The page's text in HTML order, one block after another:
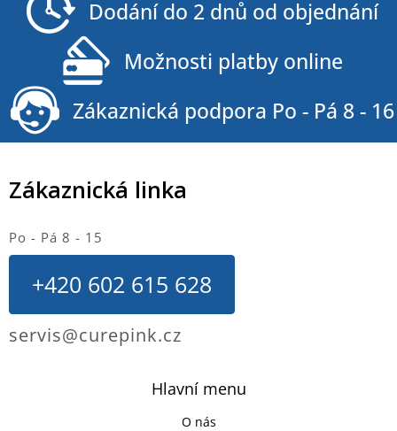
Hlavní menu
O nás
Zákaznická linka
Po - Pá 8 - 15
+420 602 615 628
servis@curepink.cz
Dodání do 2 dnů od objednání
Možnosti platby online
Zákaznická podpora Po - Pá 8 - 16